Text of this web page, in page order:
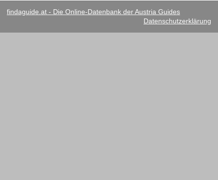
findaguide.at - Die Online-Datenbank der Austria Guides
Datenschutzerklärung